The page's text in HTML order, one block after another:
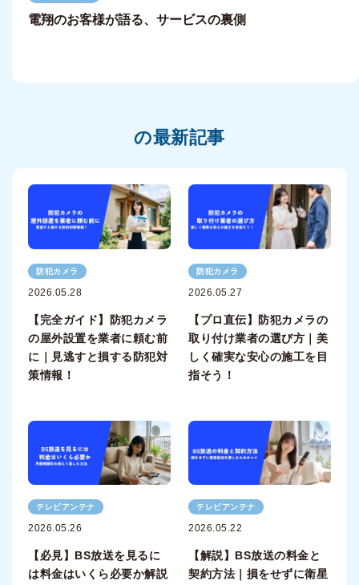
電翔のお客様が語る、サービスの裏側
の最新記事
防犯カメラ
2026.05.28
【完全ガイド】防犯カメラ
の屋外設置を業者に頼む前
に｜見逃すと損する防犯対
策情報！
防犯カメラ
2026.05.27
【プロ直伝】防犯カメラの
取り付け業者の選び方｜美
しく確実な安心の施工を目
指そう！
テレビアンテナ
2026.05.26
【必見】BS放送を見るに
は料金はいくら必要か解説
テレビアンテナ
2026.05.22
【解説】BS放送の料金と
契約方法｜損をせずに衛星